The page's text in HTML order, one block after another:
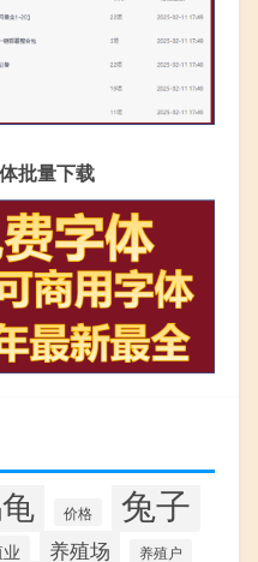
批量下载
价格 兔子
养殖场 养殖户